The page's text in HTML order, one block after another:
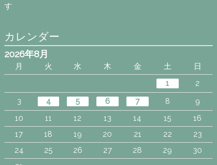
す
カレンダー
2026年8月
月 火 水 木 金 土
日
1
2
3
4 5 6 7 8
9
10
11 12 13 14 15
16
17
18 19 20 21 22
23
24
25 26 27 28 29
30